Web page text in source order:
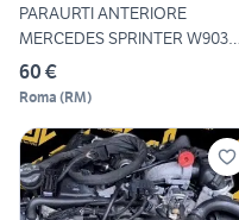
PARAURTI ANTERIORE
MERCEDES SPRINTER W903
90188006
60 €
Roma (RM)